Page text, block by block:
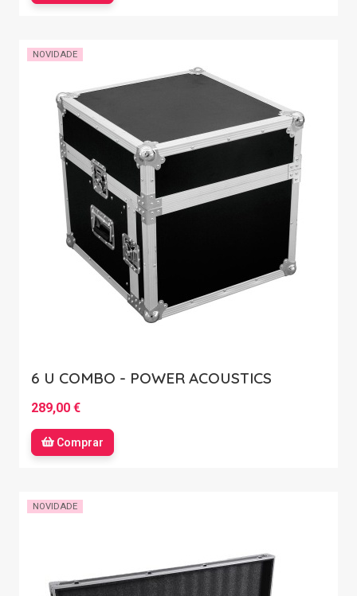
NOVIDADE
6 U COMBO - POWER ACOUSTICS
289,00 €
Comprar
NOVIDADE